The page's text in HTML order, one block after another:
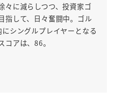
々に減らしつつ、投資家ゴ
指して、日々奮闘中。ゴル
シングルプレイヤーとなる
コアは、86。